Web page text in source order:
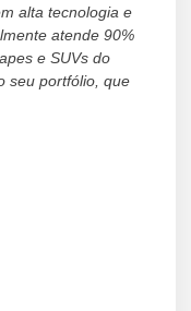
alta tecnologia e
atende 90%
e SUVs do
seu portfólio, que